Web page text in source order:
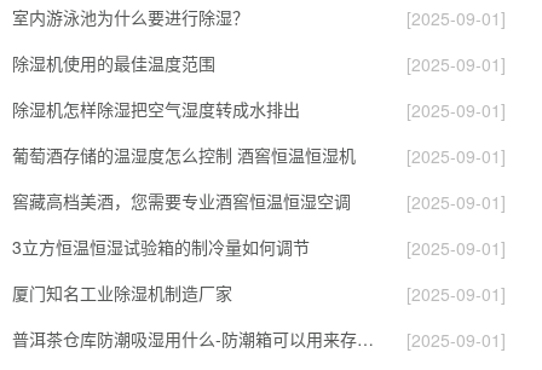
室内游泳池为什么要进行除湿？
[2025-09-01]
除湿机使用的最佳温度范围
[2025-09-01]
除湿机怎样除湿把空气湿度转成水排出
[2025-09-01]
葡萄酒存储的温湿度怎么控制 酒窖恒温恒湿机
[2025-09-01]
窖藏高档美酒，您需要专业酒窖恒温恒湿空调
[2025-09-01]
3立方恒温恒湿试验箱的制冷量如何调节
[2025-09-01]
厦门知名工业除湿机制造厂家
[2025-09-01]
普洱茶仓库防潮吸湿用什么-防潮箱可以用来存普洱茶吗(2023更新中)
[2025-09-01]